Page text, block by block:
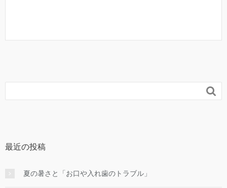

最近の投稿
夏の暑さと「お口や入れ歯のトラブル」